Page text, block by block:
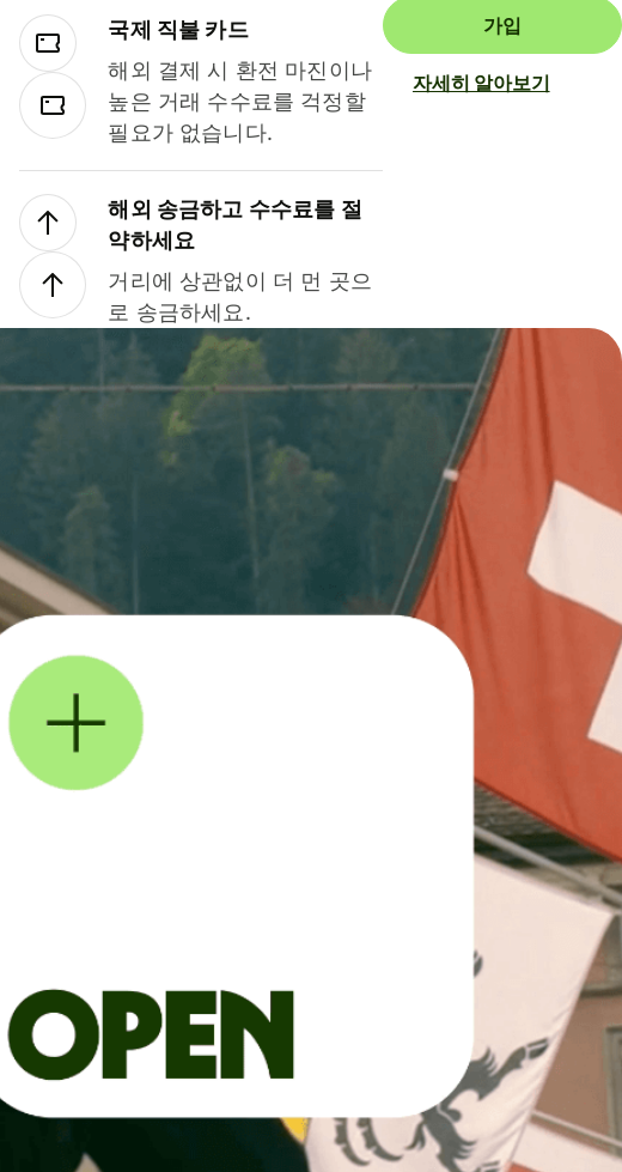
국제 직불 카드
해외 결제 시 환전 마진이나
높은 거래 수수료를 걱정할
필요가 없습니다.
해외 송금하고 수수료를 절
약하세요
거리에 상관없이 더 먼 곳으
로 송금하세요.
가입
자세히 알아보기